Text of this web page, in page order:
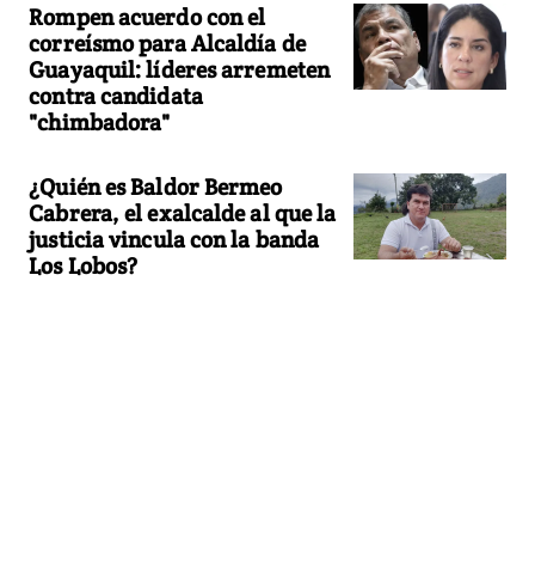
Rompen acuerdo con el
correísmo para Alcaldía de
Guayaquil: líderes arremeten
contra candidata
"chimbadora"
¿Quién es Baldor Bermeo
Cabrera, el exalcalde al que la
justicia vincula con la banda
Los Lobos?